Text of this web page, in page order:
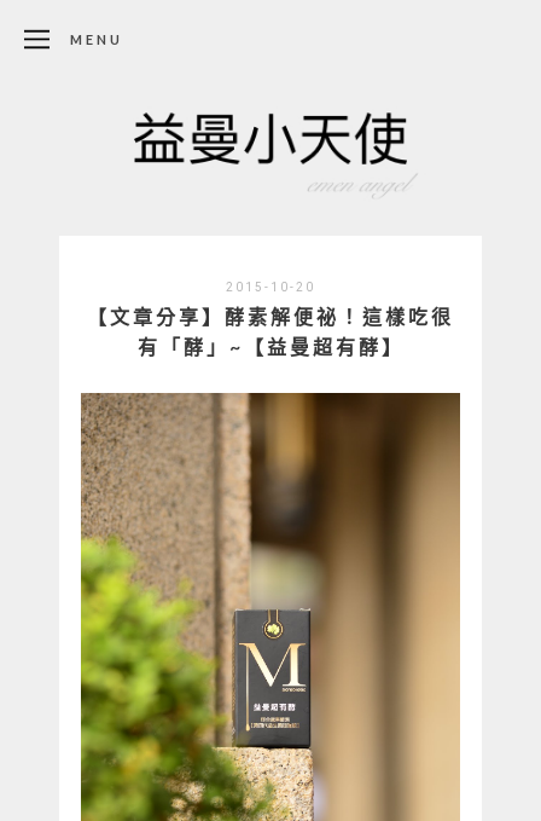
MENU
2015-10-20
【文章分享】酵素解便祕！這樣吃很
有「酵」~【益曼超有酵】